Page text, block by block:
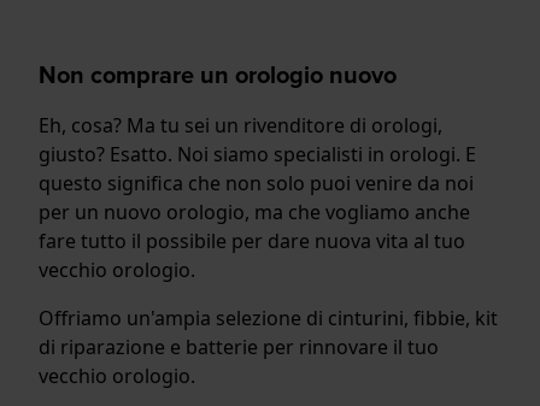
Non comprare un orologio nuovo
Eh, cosa? Ma tu sei un rivenditore di orologi,
giusto? Esatto. Noi siamo specialisti in orologi. E
questo significa che non solo puoi venire da noi
per un nuovo orologio, ma che vogliamo anche
fare tutto il possibile per dare nuova vita al tuo
vecchio orologio.
Offriamo un'ampia selezione di cinturini, fibbie, kit
di riparazione e batterie per rinnovare il tuo
vecchio orologio.